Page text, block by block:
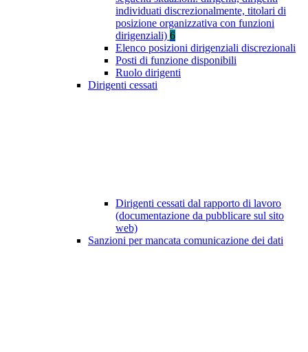
individuati discrezionalmente, titolari di
posizione organizzativa con funzioni
dirigenziali) 6
Elenco posizioni dirigenziali discrezionali
Posti di funzione disponibili
Ruolo dirigenti
Dirigenti cessati
Dirigenti cessati dal rapporto di lavoro
(documentazione da pubblicare sul sito
web)
Sanzioni per mancata comunicazione dei dati